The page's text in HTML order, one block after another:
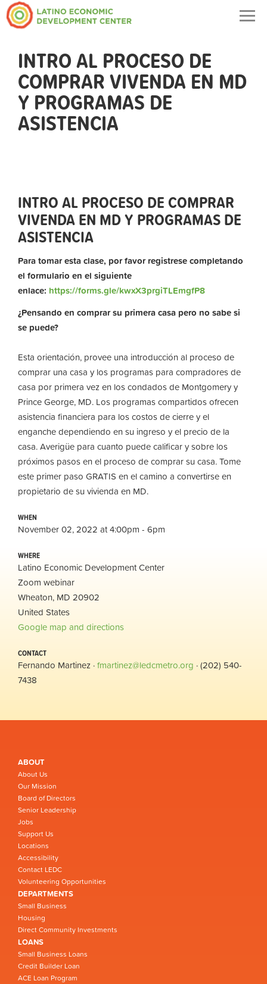
INTRO AL PROCESO DE
COMPRAR VIVENDA EN MD
Y PROGRAMAS DE
ASISTENCIA
INTRO AL PROCESO DE COMPRAR
VIVENDA EN MD Y PROGRAMAS DE
ASISTENCIA
Para tomar esta clase, por favor registrese completando
el formulario en el siguiente
enlace: https://forms.gle/kwxX3prgiTLEmgfP8
¿Pensando en comprar su primera casa pero no sabe si
se puede?
Esta orientación, provee una introducción al proceso de
comprar una casa y los programas para compradores de
casa por primera vez en los condados de Montgomery y
Prince George, MD. Los programas compartidos ofrecen
asistencia financiera para los costos de cierre y el
enganche dependiendo en su ingreso y el precio de la
casa. Averigüe para cuanto puede calificar y sobre los
próximos pasos en el proceso de comprar su casa. Tome
este primer paso GRATIS en el camino a convertirse en
propietario de su vivienda en MD.
WHEN
November 02, 2022 at 4:00pm - 6pm
WHERE
Latino Economic Development Center
Zoom webinar
Wheaton, MD 20902
United States
Google map and directions
CONTACT
Fernando Martinez ·fmartinez@ledcmetro.org · (202) 540-
7438
ABOUT
About Us
Our Mission
Board of Directors
Senior Leadership
Jobs
Support Us
Locations
Accessibility
Contact LEDC
Volunteering Opportunities
DEPARTMENTS
Small Business
Housing
Direct Community Investments
LOANS
Small Business Loans
Credit Builder Loan
ACE Loan Program